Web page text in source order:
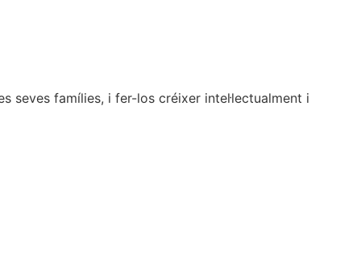
seves famílies, i fer-los créixer intel·lectualment i